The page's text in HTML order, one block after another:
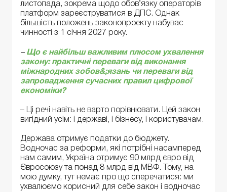
листопада, зокрема щодо обов’язку операторів
платформ зареєструватися в ДПС. Однак
більшість положень законопроекту набуває
чинності з 1 січня 2027 року.
– Що є найбільш важливим плюсом ухвалення
закону: практичні переваги від виконання
міжнародних зобов&;язань чи переваги від
запровадження сучасних правил цифрової
економіки?
– Ці речі навіть не варто порівнювати. Цей закон
вигідний усім: і державі, і бізнесу, і користувачам.
Держава отримує податки до бюджету.
Водночас за реформи, які потрібні насамперед
нам самим, Україна отримує 90 млрд євро від
Євросоюзу та понад 8 млрд від МВФ. Тому, на
мою думку, тут немає про що сперечатися: ми
ухвалюємо корисний для себе закон і водночас